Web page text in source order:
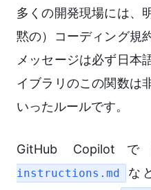
多くの開発現場には、
黙の）コーディング規
メッセージは必ず日本
イブラリのこの関数は
いったルールです。
GitHub Copilot
instructions.md
な